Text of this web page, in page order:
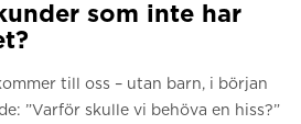
som inte har
till oss – utan barn, i början
”Varför skulle vi behöva en hiss?”